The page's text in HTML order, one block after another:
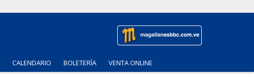
CALENDARIO BOLETERÍA VENTA ONLINE